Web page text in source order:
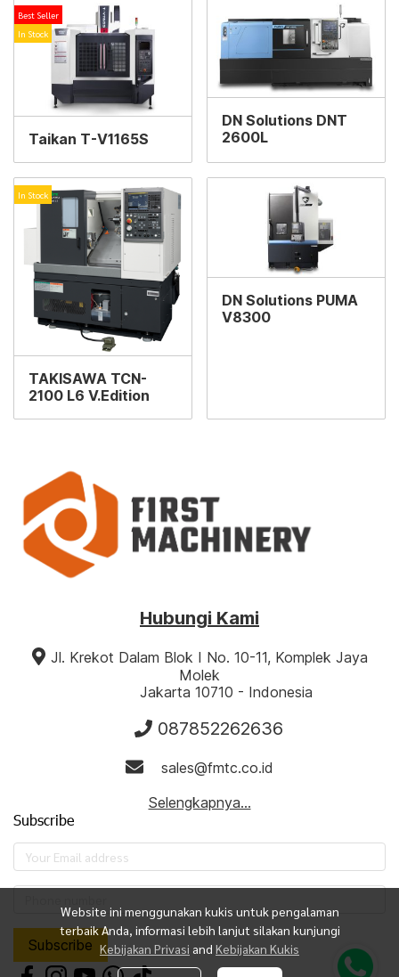
Best Seller
In Stock
Taikan T-V1165S
DN Solutions DNT
2600L
In Stock
TAKISAWA TCN-
2100 L6 V.Edition
DN Solutions PUMA
V8300
Website ini menggunakan kukis untuk pengalaman
terbaik Anda, informasi lebih lanjut silakan kunjungi
Kebijakan Privasi and Kebijakan Kukis
Hubungi Kami
‎‎‎‎‎Jl. Krekot Dalam Blok I No. 10-11, ‎Komplek Jaya
Molek
‎ ‎ ‎ ‎ ‎‎ ‎ ‎ ‎ ‎‎ ‎ ‎ ‎ ‎Jakarta 10710 - Indonesia
087852262636
‎ ‎ ‎ ‎sales@fmtc.co.id
Selengkapnya...
Subscribe
Subscribe